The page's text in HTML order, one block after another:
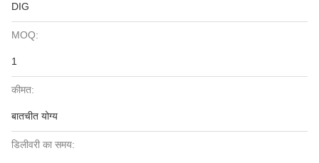
DIG
MOQ:
1
कीमत:
बातचीत योग्य
डिलीवरी का समय: